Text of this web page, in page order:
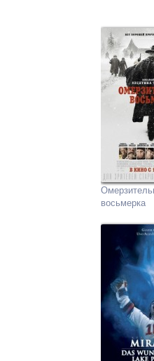
восьмерка